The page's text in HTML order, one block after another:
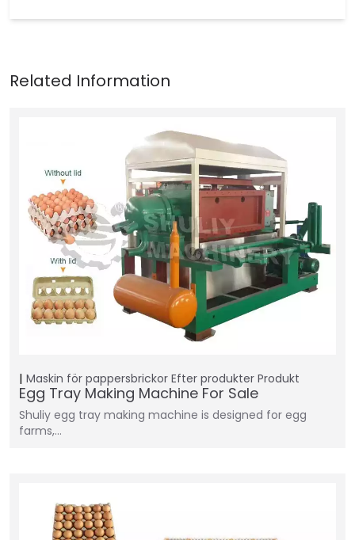
Maskin för pappersbrickor Efter produkter Produkt
Egg Tray Making Machine For Sale
Shuliy egg tray making machine is designed for egg
farms,…